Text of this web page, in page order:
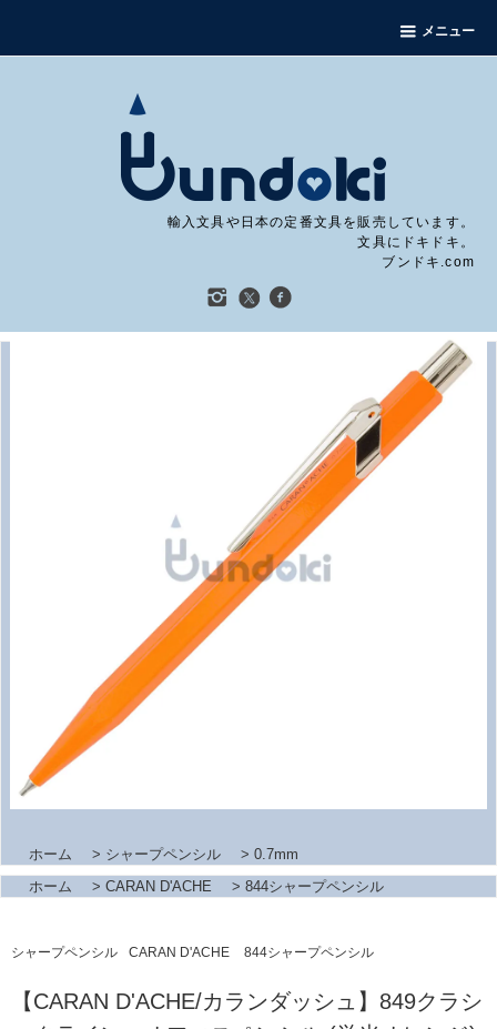
メニュー
輸入文具や日本の定番文具を販売しています。
文具にドキドキ。
ブンドキ.com
ホーム > シャープペンシル > 0.7mm
ホーム
> CARAN D'ACHE > 844シャープペンシル
シャープペンシル CARAN D'ACHE 844シャープペンシル
【CARAN D'ACHE/カランダッシュ】849クラシ